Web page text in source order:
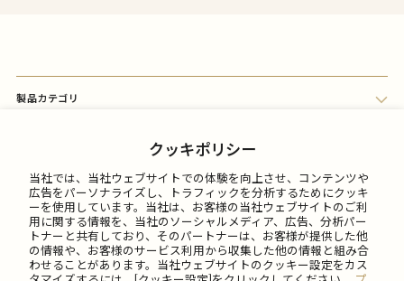
クッキポリシー
当社では、当社ウェブサイトでの体験を向上させ、コンテンツや
広告をパーソナライズし、トラフィックを分析するためにクッキ
ーを使用しています。当社は、お客様の当社ウェブサイトのご利
用に関する情報を、当社のソーシャルメディア、広告、分析パー
トナーと共有しており、そのパートナーは、お客様が提供した他
の情報や、お客様のサービス利用から収集した他の情報と組み合
わせることがあります。当社ウェブサイトのクッキー設定をカス
製品カテゴリ
FAQ
ご利用について